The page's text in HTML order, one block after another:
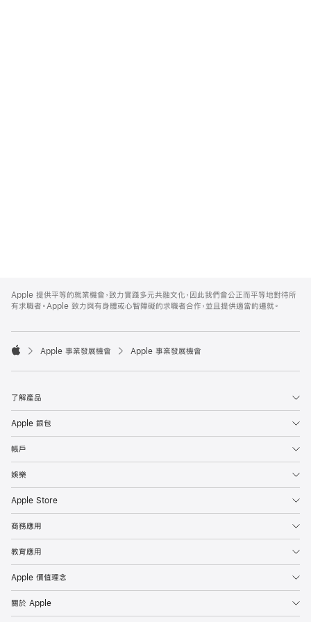
Footer
Apple 提供平等的就業機會，致力實踐多元共融文化，因此我們會公正而平等地對待所
有求職者。Apple 致力與有身體或心智障礙的求職者合作，並且提供適當的遷就。

Apple 事業發展機會 Apple 事業發展機會
了解產品
Apple 銀包
帳戶
娛樂
Apple Store
商務應用
教育應用
Apple 價值理念
關於 Apple